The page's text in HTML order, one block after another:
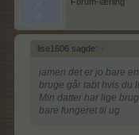
lise1606 sagde: ↑
jamen det er jo bare
bruge går tabt hvis du
Min datter har lige
bare fungeret til ug.